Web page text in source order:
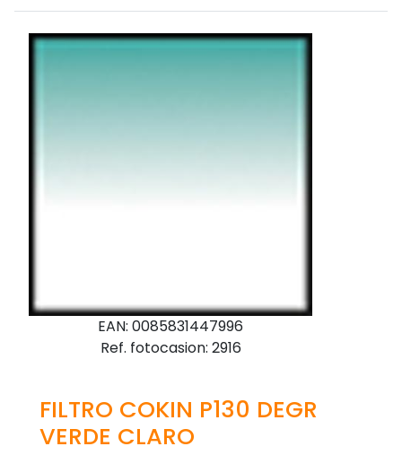
EAN: 0085831447996
Ref. fotocasion: 2916
FILTRO COKIN P130 DEGR
VERDE CLARO